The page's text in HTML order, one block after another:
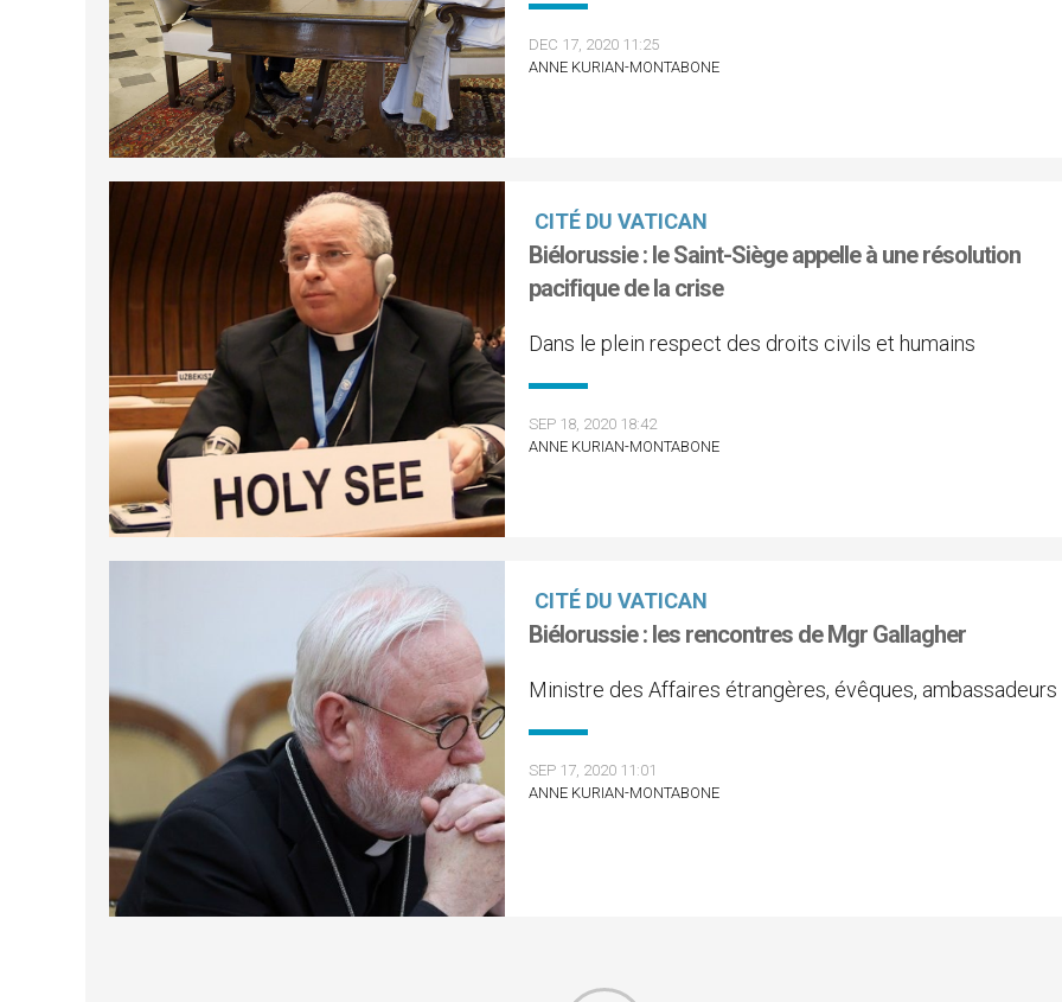
DEC 17, 2020 11:25
ANNE KURIAN-MONTABONE
CITÉ DU VATICAN
Biélorussie : le Saint-Siège appelle à une résolution
pacifique de la crise
Dans le plein respect des droits civils et humains
SEP 18, 2020 18:42
ANNE KURIAN-MONTABONE
CITÉ DU VATICAN
Biélorussie : les rencontres de Mgr Gallagher
Ministre des Affaires étrangères, évêques, ambassadeurs
SEP 17, 2020 11:01
ANNE KURIAN-MONTABONE